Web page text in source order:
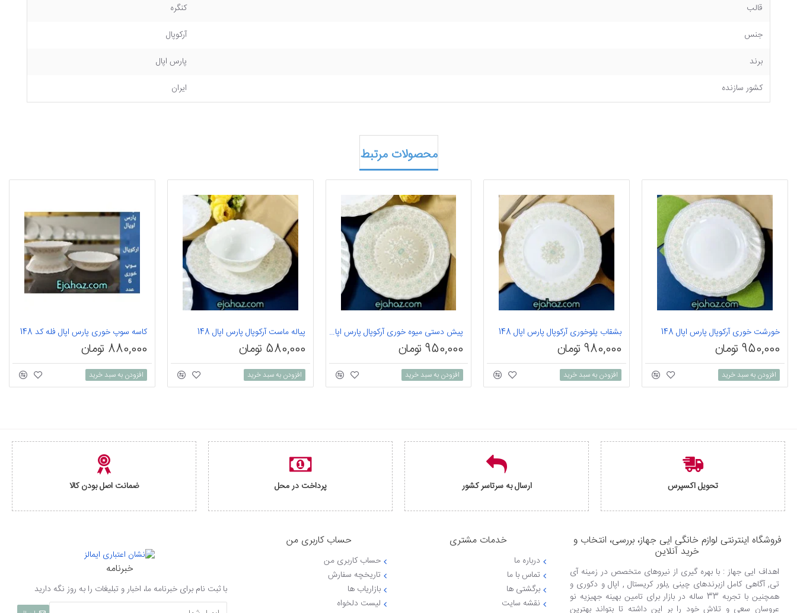
قالب
کنگره
جنس
آرکوپال
برند
پارس اپال
کشور سازنده
ایران
محصولات مرتبط
خورشت خوری آرکوپال پارس اپال 148
950,000 تومان
افزودن به سبد خرید
بشقاب پلوخوری آرکوپال پارس اپال 148
980,000 تومان
افزودن به سبد خرید
پیش دستی میوه خوری آرکوپال پارس اپال 148
950,000 تومان
افزودن به سبد خرید
پیاله ماست آرکوپال پارس اپال 148
580,000 تومان
افزودن به سبد خرید
کاسه سوپ خوری پارس اپال فله کد 148
880,000 تومان
افزودن به سبد خرید
تحویل اکسپرس ارسال به سرتاسر کشور پرداخت در محل ضمانت اصل بودن کالا
فروشگاه اینترنتی لوازم خانگی ایی جهاز، بررسی، انتخاب و
خرید آنلاین
اهداف ایی جهاز : با بهره گیری از نیروهای متخصص در زمینه آی
تی, آگاهی کامل ازبرندهای چینی ,بلور کریستال , اپال و دکوری و
همچنین با تجربه 33 ساله در بازار برای تامین بهینه جهیزیه نو
عروسان سعی و تلاش خود را بر این داشته تا بتواند بهترین
خدمات مشتری
درباره ما
تماس با ما
برگشتی ها
نقشه سایت
حساب کاربری من
حساب کاربری من
تاریخچه سفارش
بازاریاب ها
لیست دلخواه
خبرنامه
با ثبت نام برای خبرنامه ما، اخبار و تبلیغات را به روز نگه دارید